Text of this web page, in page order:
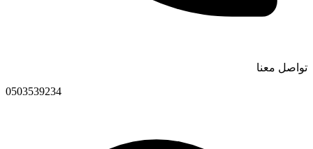
تواصل معنا
0503539234